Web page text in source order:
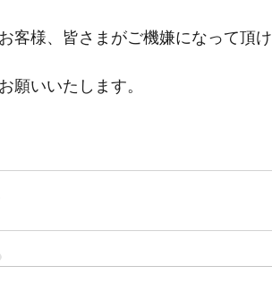
客様、皆さまがご機嫌になって頂
願いいたします。